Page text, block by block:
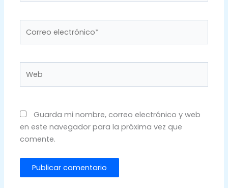
electrónico*
Guarda mi nombre, correo electrónico y web
en este navegador para la próxima vez que
comente.